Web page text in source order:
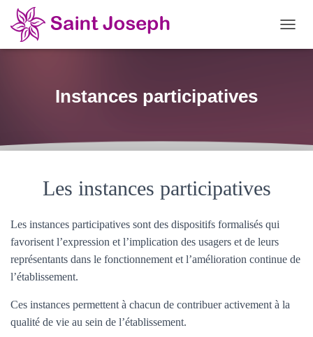
Instances participatives
Les instances participatives
Les instances participatives sont des dispositifs formalisés qui
favorisent l’expression et l’implication des usagers et de leurs
représentants dans le fonctionnement et l’amélioration continue de
l’établissement.
Ces instances permettent à chacun de contribuer activement à la
qualité de vie au sein de l’établissement.